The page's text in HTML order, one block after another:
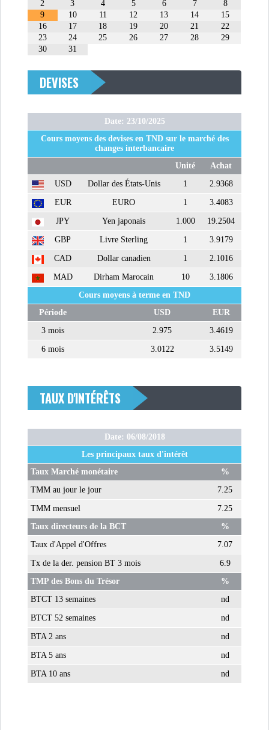
DIVERS
ASSEMBLÉE DES
REPRÉSENTANTS DU
SAIED LIMOGE LA MINISTRE DE
L'INDUS...
SLAH ZOUARI NOMMÉ
MINISTRE DE L'ÉQU...
NOUVELLE CHEFFE DU...
MICHKET SLAMA KHALDI
REMPLACE SIHEM BOUG...
RSS
ALGÉRIE
MAURITANIE
SA SOLUTION DE...
ATTIJARIWAFA BANK : LA
HAUSSE DES BÉNÉFI...
2 3 4 5 6 7
8
9
10 11 12 13 14
15
16
17 18 19 20 21
22
23
24 25 26 27 28
29
30
31
DEVISES
Date: 23/10/2025
Cours moyens des devises en TND sur le marché des
changes interbancaire
Unité
Achat
USD
Dollar des États-Unis 1 2.9368
EUR EURO 1 3.4083
JPY Yen japonais 1.000 19.2504
GBP Livre Sterling 1 3.9179
CAD Dollar canadien 1 2.1016
MAD Dirham Marocain 10
3.1806
Cours moyens à terme en TND
Période
USD
EUR
3 mois
2.975 3.4619
6 mois 3.0122 3.5149
TAUX D'INTÉRÊTS
Date: 06/08/2018
Les principaux taux d'intérêt
Taux Marché monétaire
%
TMM au jour le jour
7.25
TMM mensuel
7.25
Taux directeurs de la BCT
%
Taux d'Appel d'Offres
7.07
Tx de la der. pension BT 3 mois
6.9
TMP des Bons du Trésor
%
BTCT 13 semaines
nd
BTCT 52 semaines nd
BTA 2 ans nd
BTA 5 ans nd
BTA 10 ans nd